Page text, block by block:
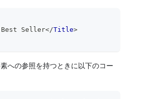
Best Seller</Title>
への参照を持つときに以下のコー